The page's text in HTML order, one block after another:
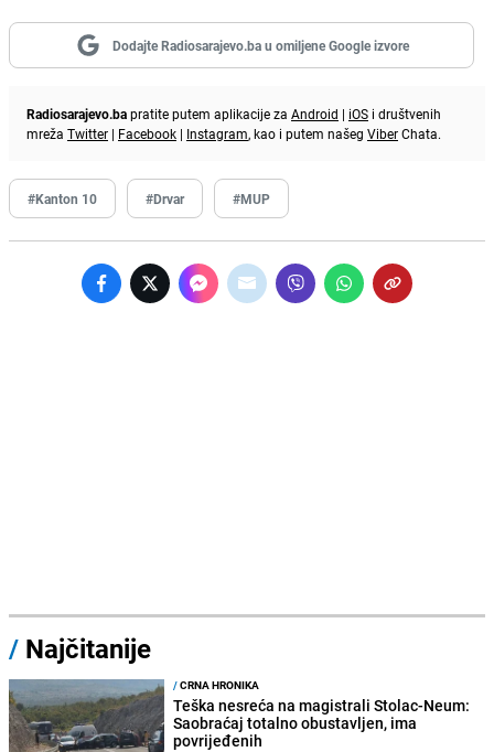
Dodajte Radiosarajevo.ba u omiljene Google izvore
Radiosarajevo.bapratite putem aplikacije za Android | iOS i društvenih
mreža Twitter | Facebook | Instagram, kao i putem našeg ViberChata.
#Kanton 10 #Drvar #MUP
/ Najčitanije
/CRNA HRONIKA
Teška nesreća na magistrali Stolac-Neum:
Saobraćaj totalno obustavljen, ima
povrijeđenih